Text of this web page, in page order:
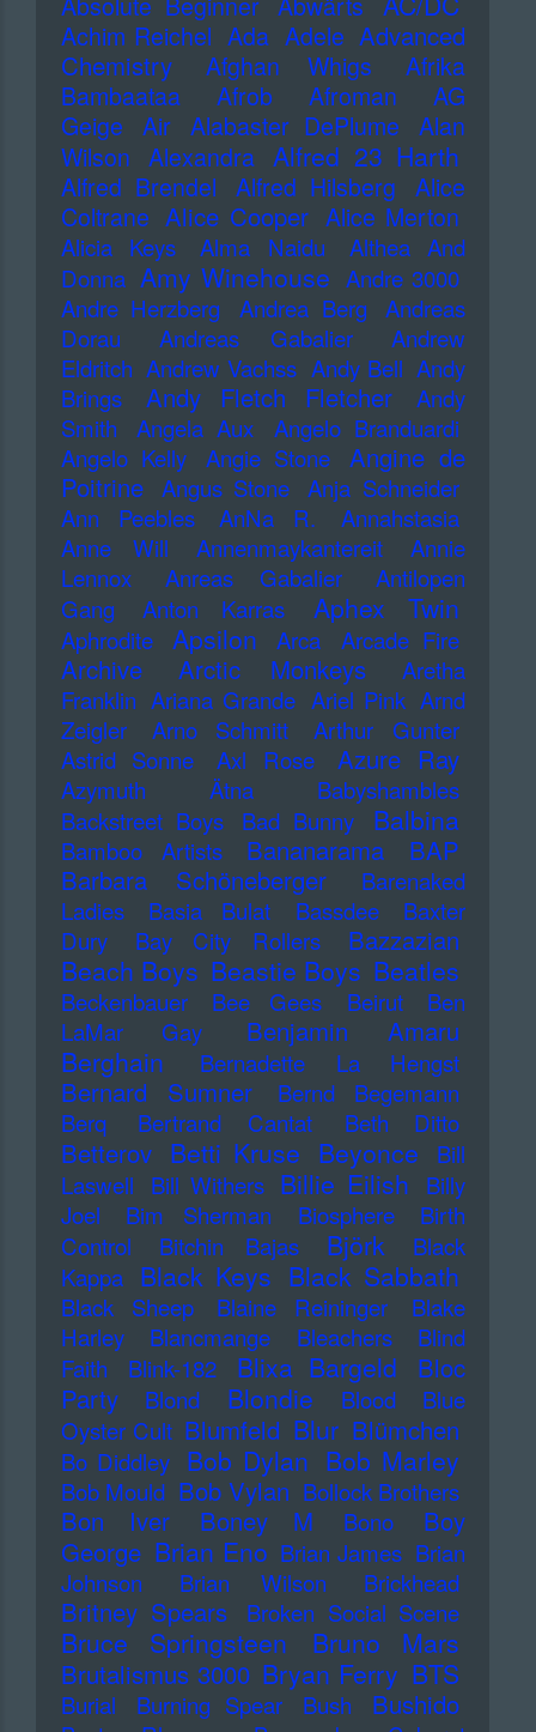
Achim Reichel Ada Adele Advanced
Chemistry
Afghan Whigs
Afrika
Bambaataa
Afrob Afroman
AG
Geige
Air Alabaster DePlume
Alan
Wilson Alexandra Alfred 23 Harth
Alfred Brendel Alfred Hilsberg
Alice
Coltrane Alice Cooper Alice Merton
Alicia Keys Alma Naidu
Althea And
Donna Amy Winehouse Andre 3000
Andre Herzberg
Andrea Berg
Andreas
Dorau
Andreas Gabalier
Andrew
Eldritch Andrew Vachss Andy Bell Andy
Brings
Andy Fletch Fletcher
Andy
Smith
Angela Aux
Angelo Branduardi
Angelo Kelly
Angie Stone
Angine de
Poitrine Angus Stone Anja Schneider
Ann Peebles
AnNa R.
Annahstasia
Anne Will
Annenmaykantereit
Annie
Lennox
Anreas Gabalier
Antilopen
Gang
Anton Karras Aphex Twin
Aphrodite Apsilon Arca Arcade Fire
Archive Arctic Monkeys
Aretha
Franklin Ariana Grande Ariel Pink Arnd
Zeigler
Arno Schmitt
Arthur Gunter
Astrid Sonne
Axl Rose Azure Ray
Azymuth Ätna
Babyshambles
Backstreet Boys
Bad Bunny Balbina
Bamboo Artists Bananarama
BAP
Barbara Schöneberger
Barenaked
Ladies
Basia Bulat Bassdee
Baxter
Dury
Bay City Rollers Bazzazian
Beach Boys Beastie Boys Beatles
Beckenbauer Bee Gees Beirut
Ben
LaMar Gay
Benjamin Amaru
Berghain Bernadette La Hengst
Bernard Sumner
Bernd Begemann
Berq
Bertrand Cantat Beth Ditto
Betterov Betti Kruse Beyonce
Bill
Laswell
Bill Withers Billie Eilish
Billy
Joel
Bim Sherman Biosphere
Birth
Control
Bitchin Bajas Björk
Black
Kappa Black Keys Black Sabbath
Black Sheep Blaine Reininger
Blake
Harley
Blancmange Bleachers
Blind
Faith
Blink-182 Blixa Bargeld
Bloc
Party
Blond Blondie Blood
Blue
Oyster Cult Blumfeld Blur Blümchen
Bo Diddley Bob Dylan Bob Marley
Bob Mould Bob Vylan Bollock Brothers
Bon Iver Boney M Bono
Boy
George Brian Eno Brian James Brian
Johnson
Brian Wilson Brickhead
Britney Spears Broken Social Scene
Bruce Springsteen Bruno Mars
Brutalismus 3000 Bryan Ferry BTS
Burial Burning Spear Bush Bushido